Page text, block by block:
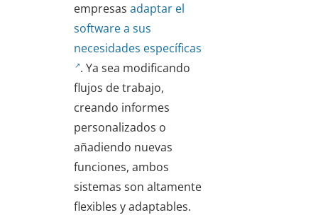
empresas adaptar el
software a sus
necesidades específicas
. Ya sea modificando
flujos de trabajo,
creando informes
personalizados o
añadiendo nuevas
funciones, ambos
sistemas son altamente
flexibles y adaptables.